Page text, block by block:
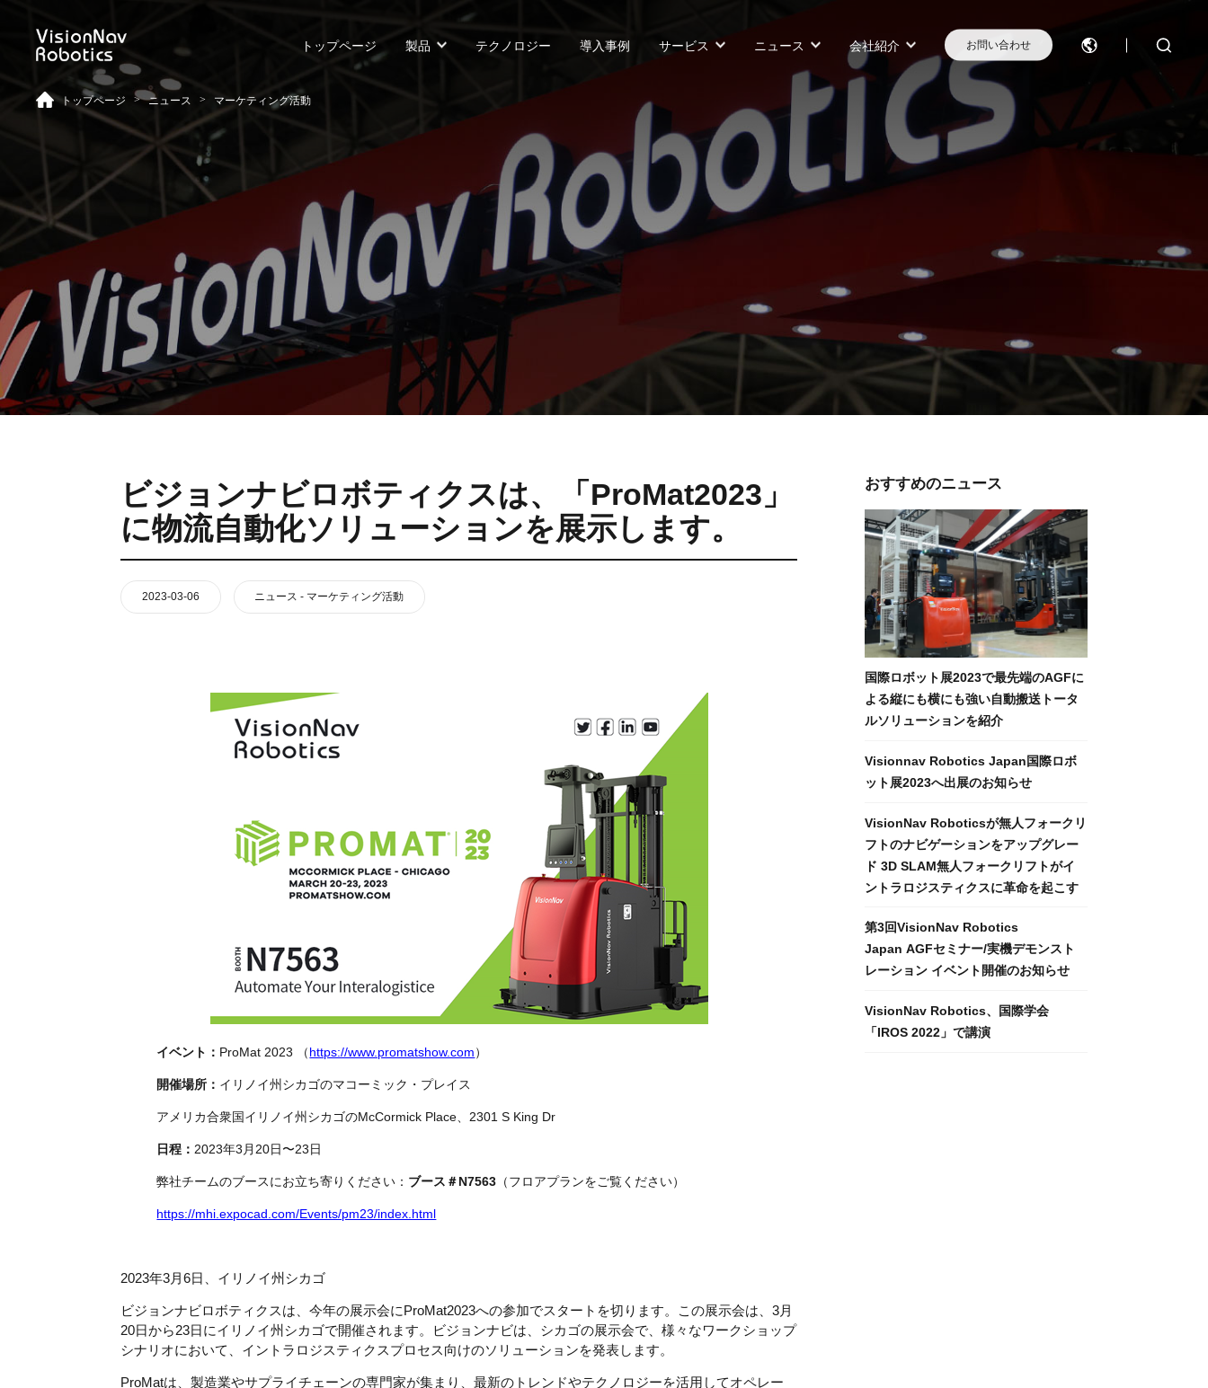
トップページ 製品 テクノロジー 導入事例 サービス ニュース 会社紹介 お問い合わせ
リーチ型AGF
VNR 14
VNR 14
VNR 16
VNR 20
VNE 20-66
VNE 20-66
VNE35-66
カウンターバランス型AGF
VNP 30
VNP15(VL)-66
VNP20(VL)-66
VNP20(VL)-07
VNSL 14
VNST20
VNST20(VL)-66
無人トラクター
VNQ 40
VNQ 50
モデル選択に困ったらこちらへ
モデル比較
トップページ > ニュース > マーケティング活動
ビジョンナビロボティクスは、「ProMat2023」
に物流自動化ソリューションを展示します。
2023-03-06 ニュース - マーケティング活動
イベント： ProMat 2023 （https://www.promatshow.com）
開催場所： イリノイ州シカゴのマコーミック・プレイス
アメリカ合衆国イリノイ州シカゴのMcCormick Place、2301 S King Dr
日程： 2023年3月20日〜23日
弊社チームのブースにお立ち寄りください： ブース＃N7563 （フロアプランをご覧ください）
https://mhi.expocad.com/Events/pm23/index.html
2023年3月6日、イリノイ州シカゴ
ビジョンナビロボティクスは、今年の展示会にProMat2023への参加でスタートを切ります。この展示会は、3月
20日から23日にイリノイ州シカゴで開催されます。ビジョンナビは、シカゴの展示会で、様々なワークショップ
シナリオにおいて、イントラロジスティクスプロセス向けのソリューションを発表します。
ProMatは、製造業やサプライチェーンの専門家が集まり、最新のトレンドやテクノロジーを活用してオペレー
おすすめのニュース
国際ロボット展2023で最先端のAGFに
よる縦にも横にも強い自動搬送トータ
ルソリューションを紹介
Visionnav Robotics Japan国際ロボ
ット展2023へ出展のお知らせ
VisionNav Roboticsが無人フォークリ
フトのナビゲーションをアップグレー
ド 3D SLAM無人フォークリフトがイ
ントラロジスティクスに革命を起こす
第3回VisionNav Robotics
Japan AGFセミナー/実機デモンスト
レーション イベント開催のお知らせ
VisionNav Robotics、国際学会
「IROS 2022」で講演